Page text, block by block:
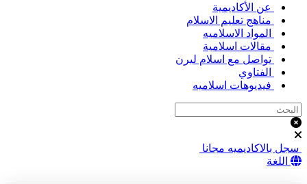
عن الأكاديمية
مناهج تعليم الاسلام
المواد الاسلاميه
مقالات اسلامية
تواصل مع اسلام ليرن
الفتاوي
فيديوهات اسلاميه
سجل بالاكاديميه مجانا
اللغة